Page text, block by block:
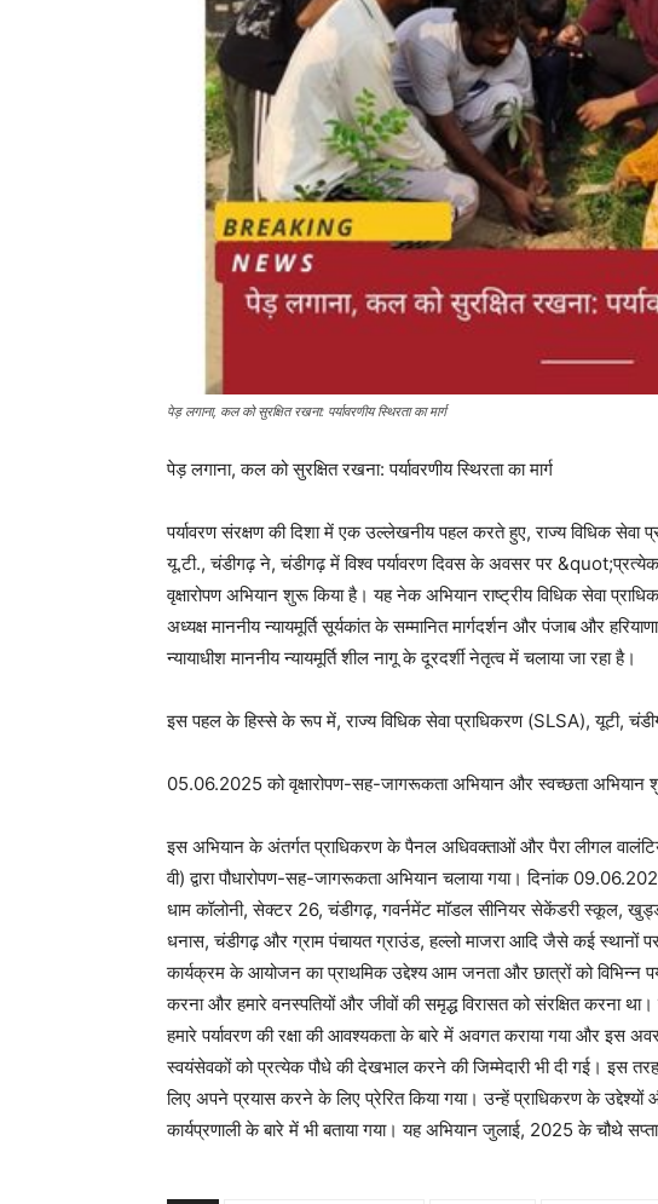
पेड़ लगाना, कल को सुरक्षित रखना: पर्यावरणीय स्थिरता का मार्ग
पेड़ लगाना, कल को सुरक्षित रखना: पर्यावरणीय स्थिरता का मार्ग
पर्यावरण संरक्षण की दिशा में एक उल्लेखनीय पहल करते हुए, राज्य विधिक सेवा
यू.टी., चंडीगढ़ ने, चंडीगढ़ में विश्व पर्यावरण दिवस के अवसर पर
वृक्षारोपण अभियान शुरू किया है। यह नेक अभियान राष्ट्रीय विधिक सेवा
अध्यक्ष माननीय न्यायमूर्ति सूर्यकांत के सम्मानित मार्गदर्शन और पंजाब और
न्यायाधीश माननीय न्यायमूर्ति शील नागू के दूरदर्शी नेतृत्व में चलाया जा रहा है।
इस पहल के हिस्से के रूप में, राज्य विधिक सेवा प्राधिकरण (SLSA), यूटी,
05.06.2025 को वृक्षारोपण-सह-जागरूकता अभियान और स्वच्छता अभियान
इस अभियान के अंतर्गत प्राधिकरण के पैनल अधिवक्ताओं और पैरा लीगल
वी) द्वारा पौधारोपण-सह-जागरूकता अभियान चलाया गया। दिनांक
धाम कॉलोनी, सेक्टर 26, चंडीगढ़, गवर्नमेंट मॉडल सीनियर सेकेंडरी स्कूल,
धनास, चंडीगढ़ और ग्राम पंचायत ग्राउंड, हल्लो माजरा आदि जैसे कई स्थानों
कार्यक्रम के आयोजन का प्राथमिक उद्देश्य आम जनता और छात्रों को विभिन्न
करना और हमारे वनस्पतियों और जीवों की समृद्ध विरासत को संरक्षित करना
हमारे पर्यावरण की रक्षा की आवश्यकता के बारे में अवगत कराया गया और इस
स्वयंसेवकों को प्रत्येक पौधे की देखभाल करने की जिम्मेदारी भी दी गई। इस तरह
लिए अपने प्रयास करने के लिए प्रेरित किया गया। उन्हें प्राधिकरण के उद्देश्यों
कार्यप्रणाली के बारे में भी बताया गया। यह अभियान जुलाई, 2025 के चौथे